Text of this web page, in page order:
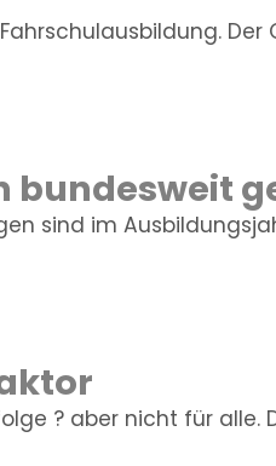
Der
sind im
? aber nicht für alle.